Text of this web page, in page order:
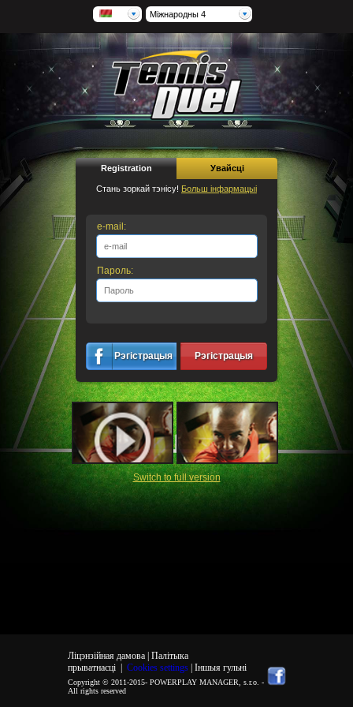
Міжнародны 4
Registration Увайсці
Стань зоркай тэнісу! Больш інфармацыі
e-mail:
Пароль:
Рэгістрацыя Рэгістрацыя
Switch to full version
Ліцэнзійная дамова | Палітыка
прыватнасці| Cookies settings | Іншыя гульні
Copyright © 2011-2015- POWERPLAY MANAGER, s.r.o. -
All rights reserved